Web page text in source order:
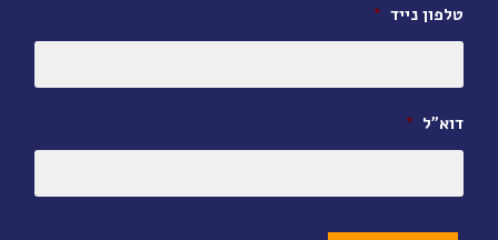
טלפון נייד *
דוא״ל *